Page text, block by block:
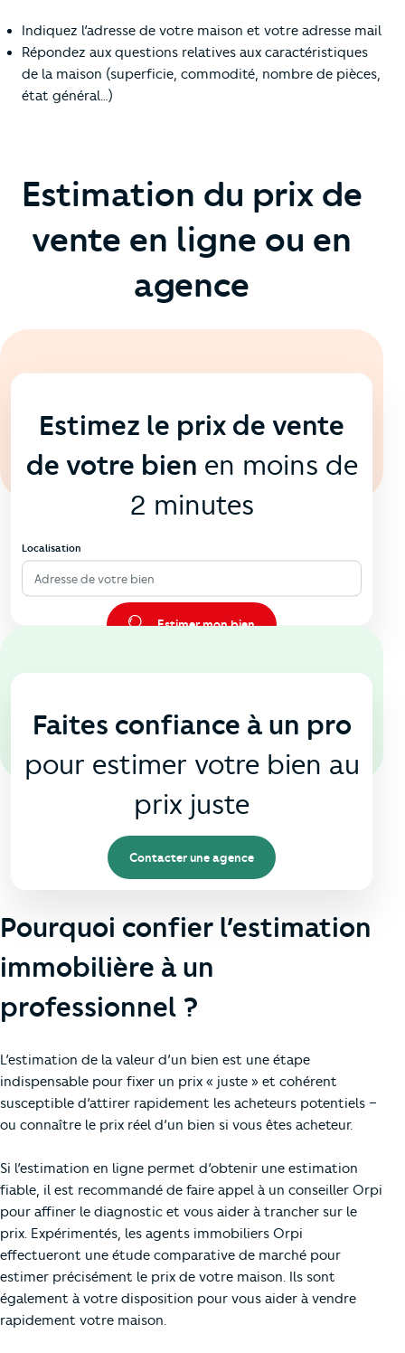
Indiquez l’adresse de votre maison et votre adresse mail
Répondez aux questions relatives aux caractéristiques
de la maison (superficie, commodité, nombre de pièces,
état général…)
Estimation du prix de
vente en ligne ou en
agence
Estimez le prix de vente
de votre bien en moins de
2 minutes
Localisation
Adresse de votre bien
Estimer mon bien
En agence
Faites confiance à un pro
pour estimer votre bien au
prix juste
Contacter une agence
Pourquoi confier l’estimation
immobilière à un
professionnel ?
L’estimation de la valeur d’un bien est une étape
indispensable pour fixer un prix « juste » et cohérent
susceptible d’attirer rapidement les acheteurs potentiels –
ou connaître le prix réel d’un bien si vous êtes acheteur.
Si l’estimation en ligne permet d’obtenir une estimation
fiable, il est recommandé de faire appel à un conseiller Orpi
pour affiner le diagnostic et vous aider à trancher sur le
prix. Expérimentés, les agents immobiliers Orpi
effectueront une étude comparative de marché pour
estimer précisément le prix de votre maison. Ils sont
également à votre disposition pour vous aider à vendre
rapidement votre maison.